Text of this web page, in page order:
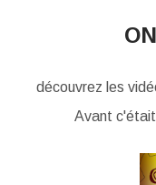
découvrez les
Avant